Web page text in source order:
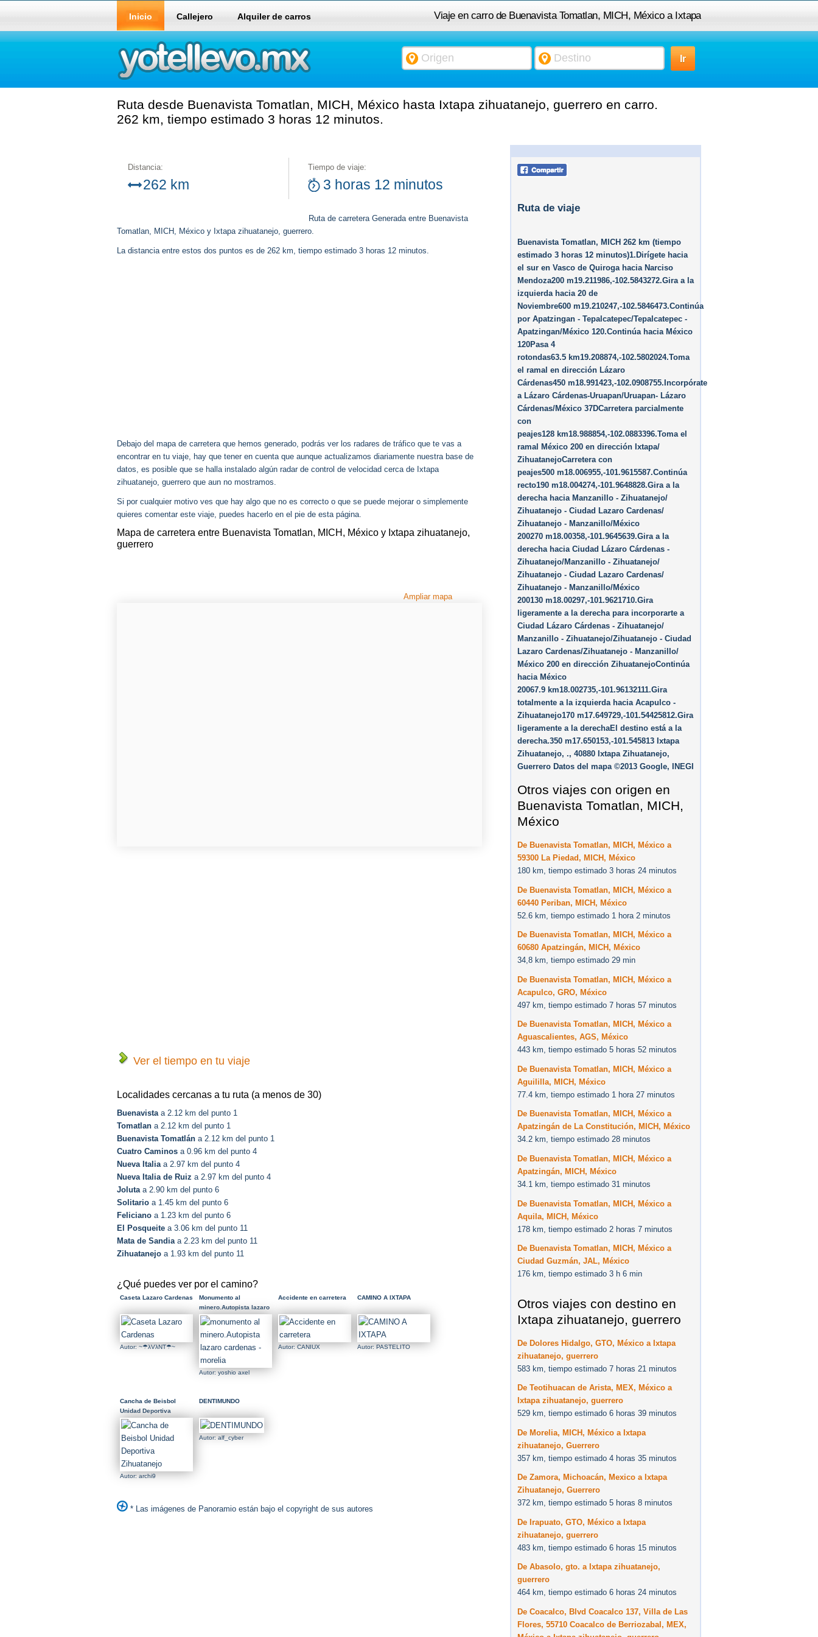
Viaje en carro de Buenavista Tomatlan, MICH, México a Ixtapa
zihuatanejo, guerrero
Inicio Callejero Alquiler de carros
Ruta desde Buenavista Tomatlan, MICH, México hasta Ixtapa zihuatanejo, guerrero en carro.
262 km, tiempo estimado 3 horas 12 minutos.
Distancia:
262 km
Tiempo de viaje:
3 horas 12 minutos
Ruta de carretera Generada entre Buenavista
Tomatlan, MICH, México y Ixtapa zihuatanejo, guerrero.
La distancia entre estos dos puntos es de 262 km, tiempo estimado 3 horas 12 minutos.
Debajo del mapa de carretera que hemos generado, podrás ver los radares de tráfico que te vas a
encontrar en tu viaje, hay que tener en cuenta que aunque actualizamos diariamente nuestra base de
datos, es posible que se halla instalado algún radar de control de velocidad cerca de Ixtapa
zihuatanejo, guerrero que aun no mostramos.
Si por cualquier motivo ves que hay algo que no es correcto o que se puede mejorar o simplemente
quieres comentar este viaje, puedes hacerlo en el pie de esta página.
Mapa de carretera entre Buenavista Tomatlan, MICH, México y Ixtapa zihuatanejo,
guerrero
Ampliar mapa
Ver el tiempo en tu viaje
Localidades cercanas a tu ruta (a menos de 30)
Buenavistaa 2.12 km del punto 1
Tomatlan a 2.12 km del punto 1
Buenavista Tomatlán a 2.12 km del punto 1
Cuatro Caminos a 0.96 km del punto 4
Nueva Italiaa 2.97 km del punto 4
Nueva Italia de Ruiz a 2.97 km del punto 4
Jolutaa 2.90 km del punto 6
Solitario a 1.45 km del punto 6
Feliciano a 1.23 km del punto 6
El Posqueite a 3.06 km del punto 11
Mata de Sandiaa 2.23 km del punto 11
Zihuatanejo a 1.93 km del punto 11
¿Qué puedes ver por el camino?
Caseta Lazaro Cardenas
Autor: ~☂λVλNT☂~
Monumento al
minero.Autopista lazaro
cardenas - morelia
Autor: yoshio axel
Accidente en carretera
Autor: CANIUX
CAMINO A IXTAPA
Autor: PASTELITO
Cancha de Beisbol
Unidad Deportiva
Zihuatanejo
Autor: archi9
DENTIMUNDO
Autor: alf_cyber
* Las imágenes de Panoramio están bajo el copyright de sus autores
Ruta de viaje
Buenavista Tomatlan, MICH 262 km (tiempo
estimado 3 horas 12 minutos)1.Dirígete hacia
el sur en Vasco de Quiroga hacia Narciso
Mendoza200 m19.211986,-102.5843272.Gira a la
izquierda hacia 20 de
Noviembre600 m19.210247,-102.5846473.Continúa
por Apatzingan - Tepalcatepec/​Tepalcatepec -
Apatzingan/​México 120.Continúa hacia México
120Pasa 4
rotondas63.5 km19.208874,-102.5802024.Toma
el ramal en dirección Lázaro
Cárdenas450 m18.991423,-102.0908755.Incorpórate
a Lázaro Cárdenas-Uruapan/​Uruapan- Lázaro
Cárdenas/​México 37DCarretera parcialmente
con
peajes128 km18.988854,-102.0883396.Toma el
ramal México 200 en dirección Ixtapa/​
ZihuatanejoCarretera con
peajes500 m18.006955,-101.9615587.Continúa
recto190 m18.004274,-101.9648828.Gira a la
derecha hacia Manzanillo - Zihuatanejo/​
Zihuatanejo - Ciudad Lazaro Cardenas/​
Zihuatanejo - Manzanillo/​México
200270 m18.00358,-101.9645639.Gira a la
derecha hacia Ciudad Lázaro Cárdenas -
Zihuatanejo/​Manzanillo - Zihuatanejo/​
Zihuatanejo - Ciudad Lazaro Cardenas/​
Zihuatanejo - Manzanillo/​México
200130 m18.00297,-101.9621710.Gira
ligeramente a la derecha para incorporarte a
Ciudad Lázaro Cárdenas - Zihuatanejo/​
Manzanillo - Zihuatanejo/​Zihuatanejo - Ciudad
Lazaro Cardenas/​Zihuatanejo - Manzanillo/​
México 200 en dirección ZihuatanejoContinúa
hacia México
20067.9 km18.002735,-101.96132111.Gira
totalmente a la izquierda hacia Acapulco -
Zihuatanejo170 m17.649729,-101.54425812.Gira
ligeramente a la derechaEl destino está a la
derecha.350 m17.650153,-101.545813 Ixtapa
Zihuatanejo, ., 40880 Ixtapa Zihuatanejo,
Guerrero Datos del mapa ©2013 Google, INEGI
Otros viajes con origen en
Buenavista Tomatlan, MICH,
México
De Buenavista Tomatlan, MICH, México a
59300 La Piedad, MICH, México
180 km, tiempo estimado 3 horas 24 minutos
De Buenavista Tomatlan, MICH, México a
60440 Periban, MICH, México
52.6 km, tiempo estimado 1 hora 2 minutos
De Buenavista Tomatlan, MICH, México a
60680 Apatzingán, MICH, México
34,8 km, tiempo estimado 29 min
De Buenavista Tomatlan, MICH, México a
Acapulco, GRO, México
497 km, tiempo estimado 7 horas 57 minutos
De Buenavista Tomatlan, MICH, México a
Aguascalientes, AGS, México
443 km, tiempo estimado 5 horas 52 minutos
De Buenavista Tomatlan, MICH, México a
Aguililla, MICH, México
77.4 km, tiempo estimado 1 hora 27 minutos
De Buenavista Tomatlan, MICH, México a
Apatzingán de La Constitución, MICH, México
34.2 km, tiempo estimado 28 minutos
De Buenavista Tomatlan, MICH, México a
Apatzingán, MICH, México
34.1 km, tiempo estimado 31 minutos
De Buenavista Tomatlan, MICH, México a
Aquila, MICH, México
178 km, tiempo estimado 2 horas 7 minutos
De Buenavista Tomatlan, MICH, México a
Ciudad Guzmán, JAL, México
176 km, tiempo estimado 3 h 6 min
Otros viajes con destino en
Ixtapa zihuatanejo, guerrero
De Dolores Hidalgo, GTO, México a Ixtapa
zihuatanejo, guerrero
583 km, tiempo estimado 7 horas 21 minutos
De Teotihuacan de Arista, MEX, México a
Ixtapa zihuatanejo, guerrero
529 km, tiempo estimado 6 horas 39 minutos
De Morelia, MICH, México a Ixtapa
zihuatanejo, Guerrero
357 km, tiempo estimado 4 horas 35 minutos
De Zamora, Michoacán, Mexico a Ixtapa
Zihuatanejo, Guerrero
372 km, tiempo estimado 5 horas 8 minutos
De Irapuato, GTO, México a Ixtapa
zihuatanejo, guerrero
483 km, tiempo estimado 6 horas 15 minutos
De Abasolo, gto. a Ixtapa zihuatanejo,
guerrero
464 km, tiempo estimado 6 horas 24 minutos
De Coacalco, Blvd Coacalco 137, Villa de Las
Flores, 55710 Coacalco de Berriozabal, MEX,